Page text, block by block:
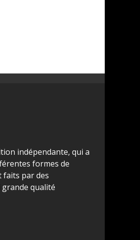
indépendante, qui a
formes de
faits par des
grande qualité